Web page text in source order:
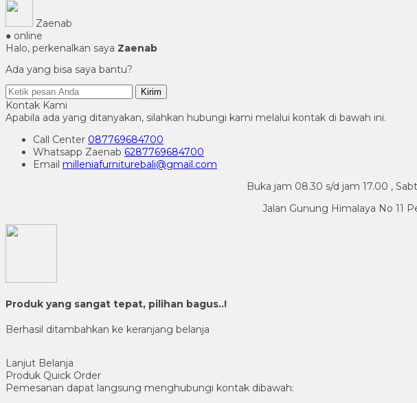
Zaenab
● online
Halo, perkenalkan saya Zaenab
Ada yang bisa saya bantu?
Kirim
Kontak Kami
Apabila ada yang ditanyakan, silahkan hubungi kami melalui kontak di bawah ini.
Call Center 087769684700
Whatsapp Zaenab 6287769684700
Email milleniafurniturebali@gmail.com
Buka jam 08.30 s/d jam 17.00 ,
Jalan Gunung Himalaya No 11
Produk yang sangat tepat, pilihan bagus..!
Berhasil ditambahkan ke keranjang belanja
Lanjut Belanja
Produk Quick Order
Pemesanan dapat langsung menghubungi kontak dibawah: